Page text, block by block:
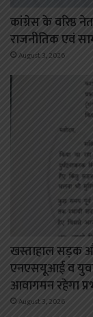
कांग्रेस के वरिष्ठ
राजनीतिक एवं
August 3, 2026
खस्ताहाल सड़क
एनएसयूआई व युवा
आवागमन रहेगा
August 3, 2026